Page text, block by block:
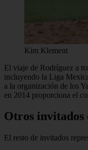
Kim Klement
El viaje de Rodríguez a
incluyendo la Liga
a la organización de los
en 2014 proporciona el
Otros invitados
El resto de invitados